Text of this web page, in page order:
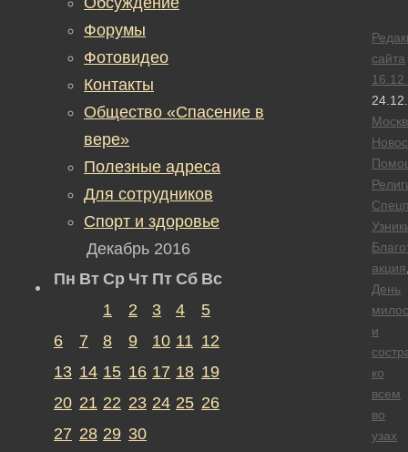
сайта
акция
День
и
ко
всем
во
узах
Форумы
Фотовидео
Контакты
Общество «Спасение в
вере»
Полезные адреса
Для сотрудников
Спорт и здоровье
Декабрь 2016
Пн Вт Ср Чт Пт Сб Вс
1
2 3 4
5
6
7 8 9 10 11 12
13 14 15 16 17 18 19
20 21 22 23 24 25 26
27 28 29 30